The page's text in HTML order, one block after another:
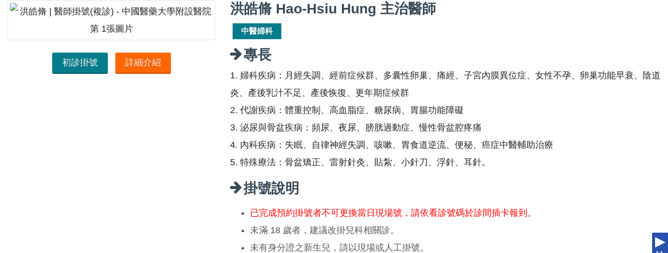
初診掛號 詳細介紹
洪皓脩 Hao-Hsiu Hung 主治醫師
中醫婦科
專長
1. 婦科疾病：月經失調、經前症候群、多囊性卵巢、痛經、子宮內膜異位症、女性不孕、卵巢功能早衰、陰道
炎、產後乳汁不足、產後恢復、更年期症候群
2. 代謝疾病：體重控制、高血脂症、糖尿病、胃腸功能障礙
3. 泌尿與骨盆疾病：頻尿、夜尿、膀胱過動症、慢性骨盆腔疼痛
4. 內科疾病：失眠、自律神經失調、咳嗽、胃食道逆流、便秘、癌症中醫輔助治療
5. 特殊療法：骨盆矯正、雷射針灸、貼紮、小針刀、浮針、耳針。
掛號說明
已完成預約掛號者不可更換當日現場號，請依看診號碼於診間插卡報到。
未滿 18 歲者，建議改掛兒科相關診。
未有身分證之新生兒，請以現場或人工掛號。